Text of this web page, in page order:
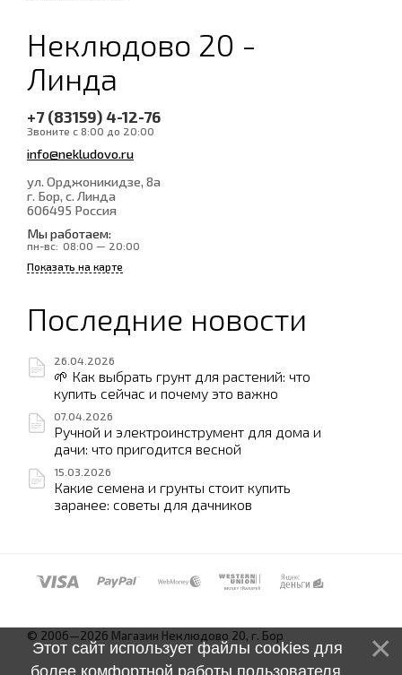
Неклюдово 20 -
Линда
+7 (83159) 4-12-76
Звоните с 8:00 до 20:00
info@nekludovo.ru
ул. Орджоникидзе, 8а
г. Бор, с. Линда
606495 Россия
Мы работаем:
пн-вс: 08:00 — 20:00
Показать на карте
Последние новости
26.04.2026
🌱 Как выбрать грунт для растений: что
купить сейчас и почему это важно
07.04.2026
Ручной и электроинструмент для дома и
дачи: что пригодится весной
15.03.2026
Какие семена и грунты стоит купить
заранее: советы для дачников
© 2006—2026 Магазин Неклюдово 20, г. Бор
Этот сайт использует файлы cookies для
более комфортной работы пользователя.